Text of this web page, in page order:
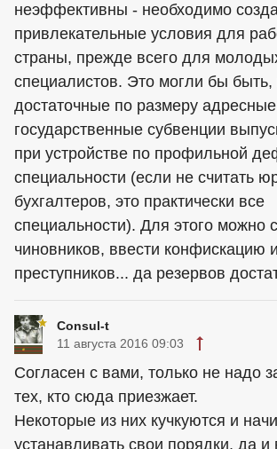
неэффективны - необходимо
привлекательные условия для
страны, прежде всего для
специалистов. Это могли бы
достаточные по размеру адресные
государственные субвенции
при устройстве по профильной
специальности (если не считать
бухгалтеров, это практически все
специальности). Для этого можно
чиновников, ввести конфискацию
преступников... да резервов
Consul-t
11 августа 2016 09:03
Согласен с вами, только не надо
тех, кто сюда приезжает.
Некоторые из них кучкуются и
устанавливать свои порядки, да и